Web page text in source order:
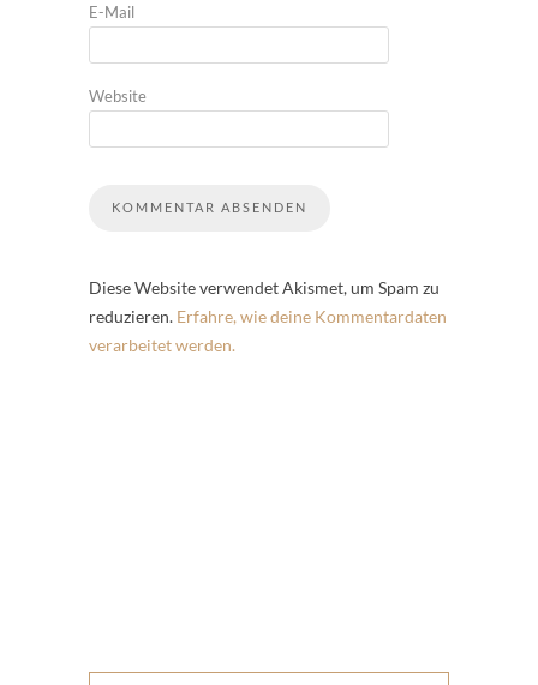
E-Mail
Website
Diese Website verwendet Akismet, um Spam zu
reduzieren. Erfahre, wie deine Kommentardaten
verarbeitet werden.